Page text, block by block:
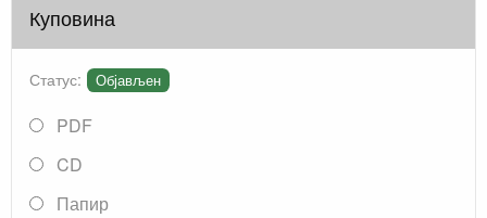
Куповина
Статус: Објављен
PDF
CD
Папир